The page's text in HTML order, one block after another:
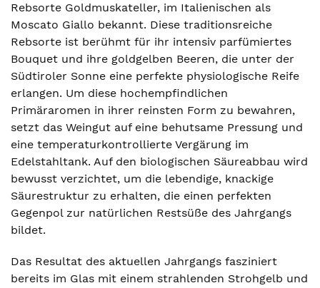
Rebsorte Goldmuskateller, im Italienischen als
Moscato Giallo bekannt. Diese traditionsreiche
Rebsorte ist berühmt für ihr intensiv parfümiertes
Bouquet und ihre goldgelben Beeren, die unter der
Südtiroler Sonne eine perfekte physiologische Reife
erlangen. Um diese hochempfindlichen
Primäraromen in ihrer reinsten Form zu bewahren,
setzt das Weingut auf eine behutsame Pressung und
eine temperaturkontrollierte Vergärung im
Edelstahltank. Auf den biologischen Säureabbau wird
bewusst verzichtet, um die lebendige, knackige
Säurestruktur zu erhalten, die einen perfekten
Gegenpol zur natürlichen Restsüße des Jahrgangs
bildet.
Das Resultat des aktuellen Jahrgangs fasziniert
bereits im Glas mit einem strahlenden Strohgelb und